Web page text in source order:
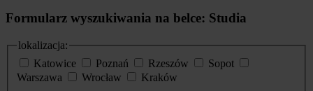
Formularz wyszukiwania na belce: Studia
lokalizacja:
Katowice
Poznań Rzeszów
Sopot
Warszawa
Wrocław
Kraków